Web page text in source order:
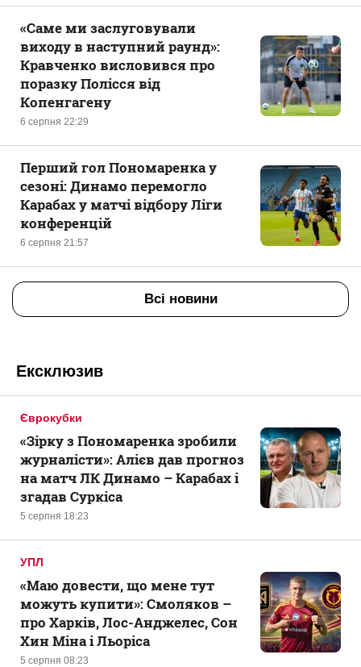
6 серпня 22:29
«Саме ми заслуговували
виходу в наступний раунд»:
Кравченко висловився про
поразку Полісся від
Копенгагену
6 серпня 21:57
Перший гол Пономаренка у
сезоні: Динамо перемогло
Карабах у матчі відбору Ліги
конференцій
Всі новини
Ексклюзив
Єврокубки
5 серпня 18:23
«Зірку з Пономаренка зробили
журналісти»: Алієв дав прогноз
на матч ЛК Динамо – Карабах і
згадав Суркіса
УПЛ
5 серпня 08:23
«Маю довести, що мене тут
можуть купити»: Смоляков –
про Харків, Лос-Анджелес, Сон
Хин Міна і Льоріса